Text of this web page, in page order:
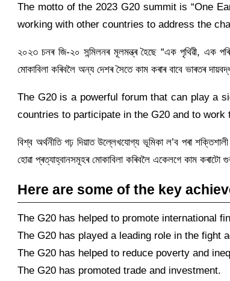
The motto of the 2023 G20 summit is “One
working with other countries to address the
২০২৩ চনৰ জি-২০ সন্মিলনৰ মূলমন্ত্ৰ হৈছে “এক পৃথিৱী, এক
মোকাবিলা কৰিবলৈ অন্য দেশৰ সৈতে কাম কৰাৰ বাবে ভাৰতৰ
The G20 is a powerful forum that can play a
countries to participate in the G20 and to
বিশ্ব অৰ্থনীতি গঢ় দিয়াত উল্লেখযোগ্য ভূমিকা ল’ব পৰা
হোৱা প্ৰত্যাহ্বানসমূহৰ মোকাবিলা কৰিবলৈ একেলগে কাম কৰাটো
Here are some of the key
The G20 has helped to promote international
The G20 has played a leading role in the fight
The G20 has helped to reduce poverty and
The G20 has promoted trade and investment.